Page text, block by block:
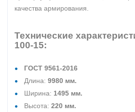
качества армирования.
Технические
100-15:
ГОСТ 9561-2016
Длина: 9980 мм.
Ширина: 1495 мм.
Высота: 220 мм.